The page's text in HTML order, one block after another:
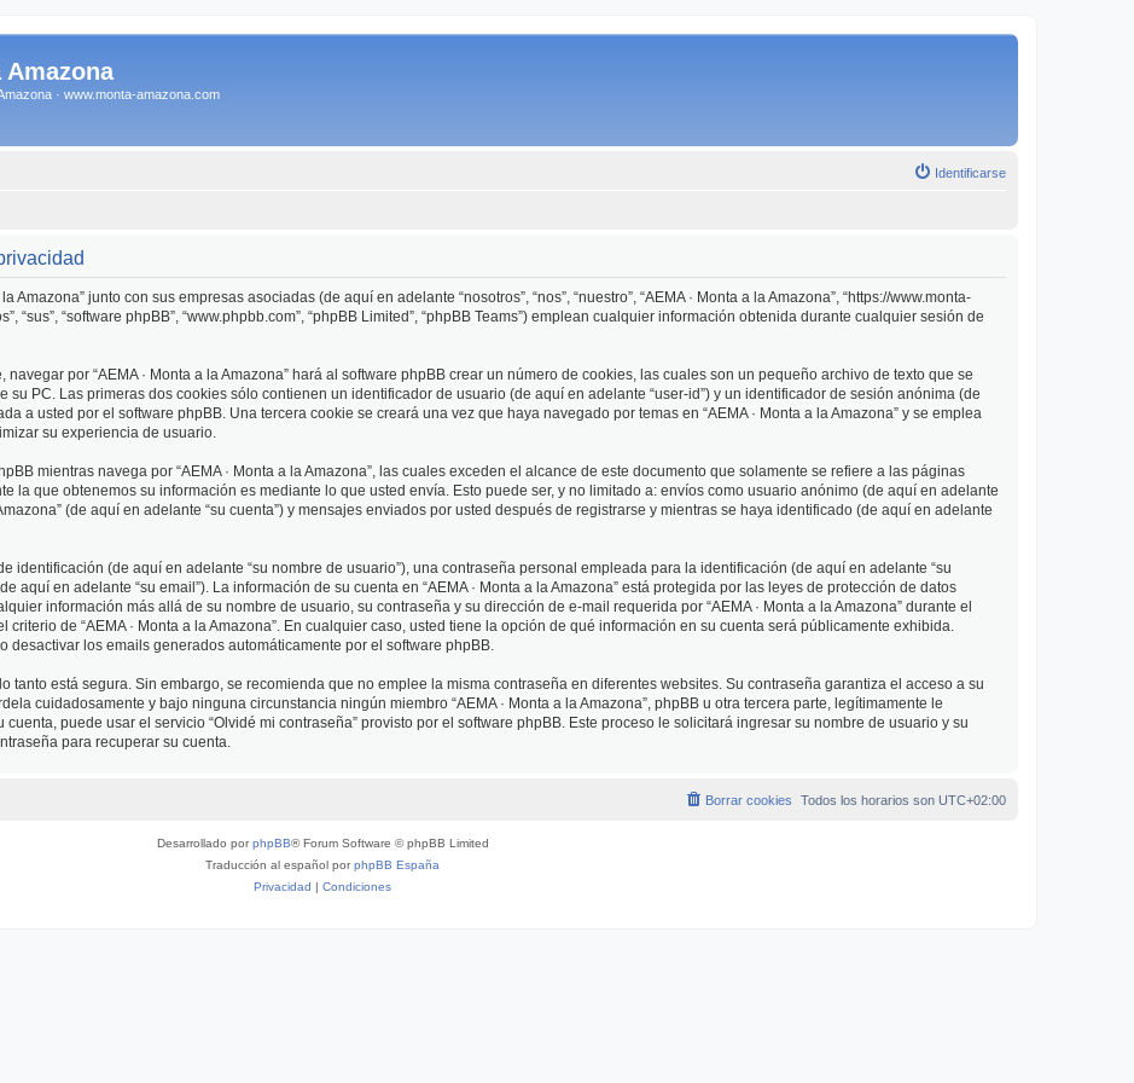
Amazona
· www.monta-amazona.com
Identificarse
Amazona” junto con sus empresas asociadas (de aquí en adelante “nosotros”, “nos”, “nuestro”, “AEMA · Monta a la Amazona”, “https://www.monta-
“sus”, “software phpBB”, “www.phpbb.com”, “phpBB Limited”, “phpBB Teams”) emplean cualquier información obtenida durante cualquier sesión de
por “AEMA · Monta a la Amazona” hará al software phpBB crear un número de cookies, las cuales son un pequeño archivo de texto que se
PC. Las primeras dos cookies sólo contienen un identificador de usuario (de aquí en adelante “user-id”) y un identificador de sesión anónima (de
a usted por el software phpBB. Una tercera cookie se creará una vez que haya navegado por temas en “AEMA · Monta a la Amazona” y se emplea
su experiencia de usuario.
mientras navega por “AEMA · Monta a la Amazona”, las cuales exceden el alcance de este documento que solamente se refiere a las páginas
la que obtenemos su información es mediante lo que usted envía. Esto puede ser, y no limitado a: envíos como usuario anónimo (de aquí en adelante
(de aquí en adelante “su cuenta”) y mensajes enviados por usted después de registrarse y mientras se haya identificado (de aquí en adelante
identificación (de aquí en adelante “su nombre de usuario”), una contraseña personal empleada para la identificación (de aquí en adelante “su
aquí en adelante “su email”). La información de su cuenta en “AEMA · Monta a la Amazona” está protegida por las leyes de protección de datos
información más allá de su nombre de usuario, su contraseña y su dirección de e-mail requerida por “AEMA · Monta a la Amazona” durante el
de “AEMA · Monta a la Amazona”. En cualquier caso, usted tiene la opción de qué información en su cuenta será públicamente exhibida.
desactivar los emails generados automáticamente por el software phpBB.
tanto está segura. Sin embargo, se recomienda que no emplee la misma contraseña en diferentes websites. Su contraseña garantiza el acceso a su
cuidadosamente y bajo ninguna circunstancia ningún miembro “AEMA · Monta a la Amazona”, phpBB u otra tercera parte, legítimamente le
puede usar el servicio “Olvidé mi contraseña” provisto por el software phpBB. Este proceso le solicitará ingresar su nombre de usuario y su
para recuperar su cuenta.
Todos los horarios son UTC+02:00
Borrar cookies
Desarrollado porphpBB® Forum Software © phpBB Limited
Traducción al español porphpBB España
Privacidad | Condiciones